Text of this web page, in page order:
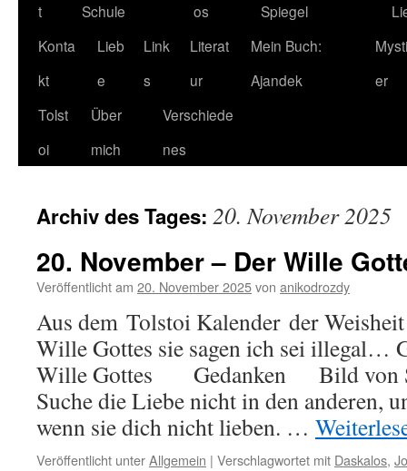
t
Schule
os
Spiegel
Konta
kt
Lieb
e
Link
s
Literat
ur
Mein Buch:
Ajandek
er
Tolst
oi
Über
mich
Verschiede
nes
Archiv des Tages: 20. November 2025
20. November – Der Wille
Veröffentlicht am 20. November 2025von anikodrozdy
Aus dem Tolstoi Kalender der
Wille Gottes sie sagen ich sei
Wille Gottes Gedanken Bild von
Suche die Liebe nicht in den anderen,
wenn sie dich nicht lieben. …
Veröffentlicht unterAllgemein | Verschlagwortet mit Daskalos,